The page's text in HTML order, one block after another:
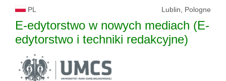
PL Lublin, Pologne
E-edytorstwo w nowych mediach (E-
edytorstwo i techniki redakcyjne)